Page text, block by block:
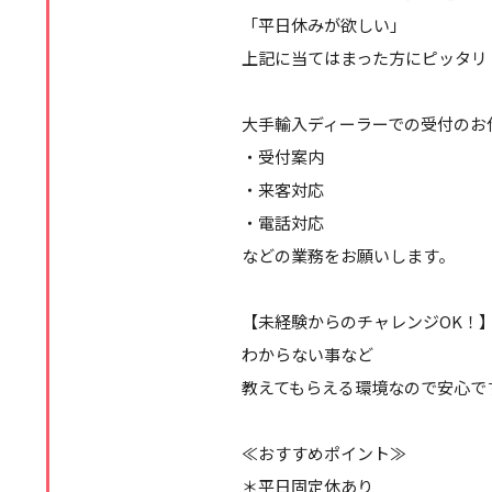
「平日休みが欲しい」
上記に当てはまった方にピッタリ
大手輸入ディーラーでの受付のお
・受付案内
・来客対応
・電話対応
などの業務をお願いします。
【未経験からのチャレンジOK！】
わからない事など
教えてもらえる環境なので安心
≪おすすめポイント≫
＊平日固定休あり